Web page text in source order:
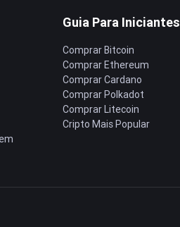
Guia Para Iniciantes
Comprar Bitcoin
Comprar Ethereum
Comprar Cardano
Comprar Polkadot
Comprar Litecoin
Cripto Mais Popular